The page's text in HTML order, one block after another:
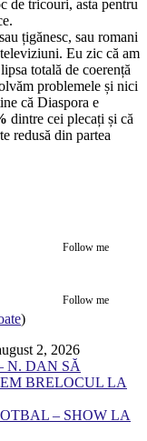
de tricouri, asta pentru
țigănesc, sau romani
Eu zic că am
totală de coerență
problemele și nici
că Diaspora e
dintre cei plecați și că
redusă din partea
Follow me
Follow me
)
2, 2026
N. DAN SĂ
BRELOCUL LA
– SHOW LA